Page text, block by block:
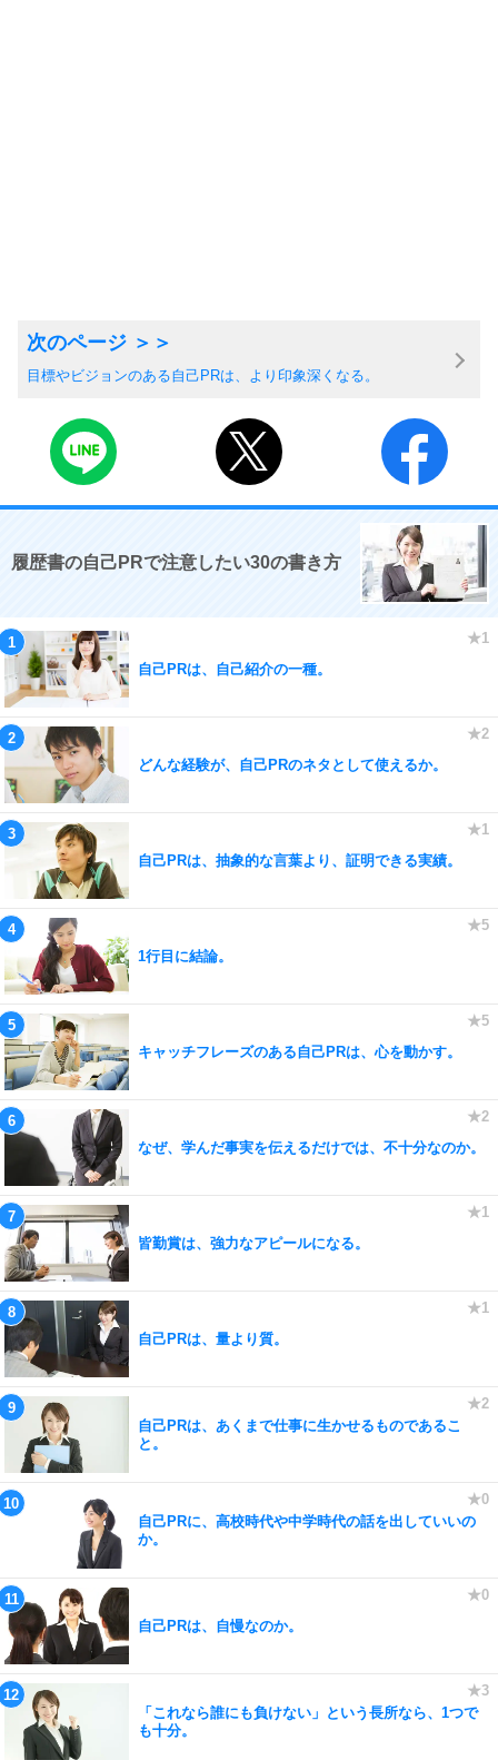
目標やビジョンのある自己PRは、より印象深くなる。
履歴書の自己PRで注意したい30の書き方
自己PRは、自己紹介の一種。
どんな経験が、自己PRのネタとして使えるか。
自己PRは、抽象的な言葉より、証明できる実績。
1行目に結論。
キャッチフレーズのある自己PRは、心を動かす。
なぜ、学んだ事実を伝えるだけでは、不十分なのか。
皆勤賞は、強力なアピールになる。
自己PRは、量より質。
自己PRは、あくまで仕事に生かせるものであるこ
と。
自己PRに、高校時代や中学時代の話を出していいの
か。
自己PRは、自慢なのか。
「これなら誰にも負けない」という長所なら、1つで
も十分。